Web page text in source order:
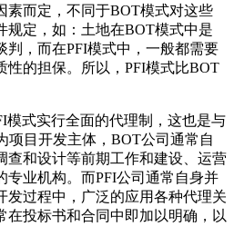
素而定，不同于BOT模式对这些
规定，如：土地在BOT模式中是
判，而在PFI模式中，一般都需要
性的担保。所以，PFI模式比BOT
模式实行全面的代理制，这也是与
项目开发主体，BOT公司通常自
查和设计等前期工作和建设、运营
专业机构。而PFI公司通常自身并
发过程中，广泛的应用各种代理关
在投标书和合同中即加以明确，以